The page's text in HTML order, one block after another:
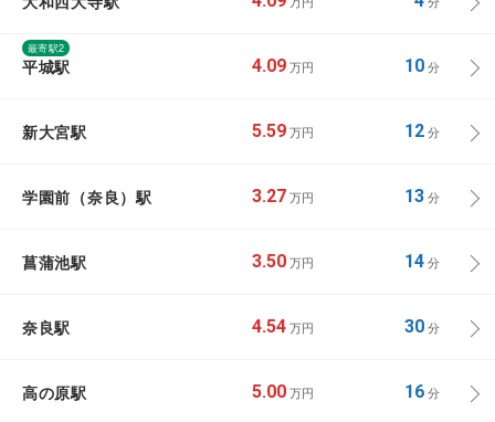
最寄駅2
平城駅 4.09 万円 10分
新大宮駅 5.59 万円 12分
学園前（奈良）駅 3.27 万円 13分
菖蒲池駅 3.50 万円 14分
奈良駅 4.54 万円 30分
高の原駅 5.00 万円 16分